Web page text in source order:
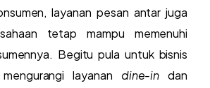
layanan pesan antar juga
tetap mampu memenuhi
Begitu pula untuk bisnis
layanan dine-in dan